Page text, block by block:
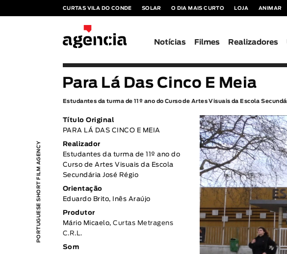
CURTAS VILA DO CONDE SOLAR O DIA MAIS CURTO LOJA ANIMAR
Notícias Filmes Realizadores
PORTUGUESE SHORT FILM AGENCY
Para Lá Das Cinco E Meia
Estudantes da turma de 11º ano do Curso de Artes Visuais da Escola
Título Original
PARA LÁ DAS CINCO E MEIA
Realizador
Estudantes da turma de 11º ano do
Curso de Artes Visuais da Escola
Secundária José Régio
Orientação
Eduardo Brito, Inês Araújo
Produtor
Mário Micaelo,Curtas Metragens
C.R.L.
Som